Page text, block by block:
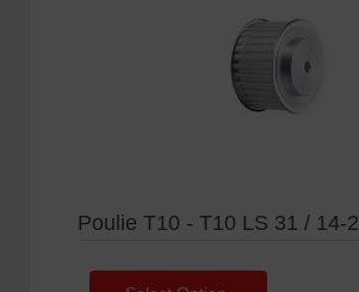
Poulie T10 - T10 LS 31 / 14-2